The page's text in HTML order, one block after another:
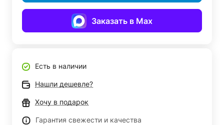
Заказать в Max
Есть в наличии
Нашли дешевле?
Хочу в подарок
Гарантия свежести и качества